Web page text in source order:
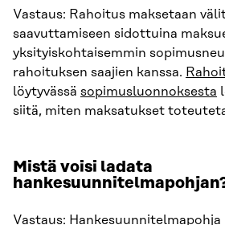
Vastaus: Rahoitus maksetaan
saavuttamiseen sidottuina
yksityiskohtaisemmin
rahoituksen saajien kanssa.
löytyvässä sopimusluonnoksesta
siitä, miten maksatukset
Mistä voisi ladata
Vastaus: Hankesuunnitelmapohja